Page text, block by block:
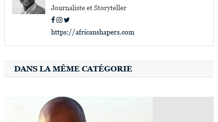
Journaliste et Storyteller
https://africanshapers.com
DANS LA MÊME CATÉGORIE